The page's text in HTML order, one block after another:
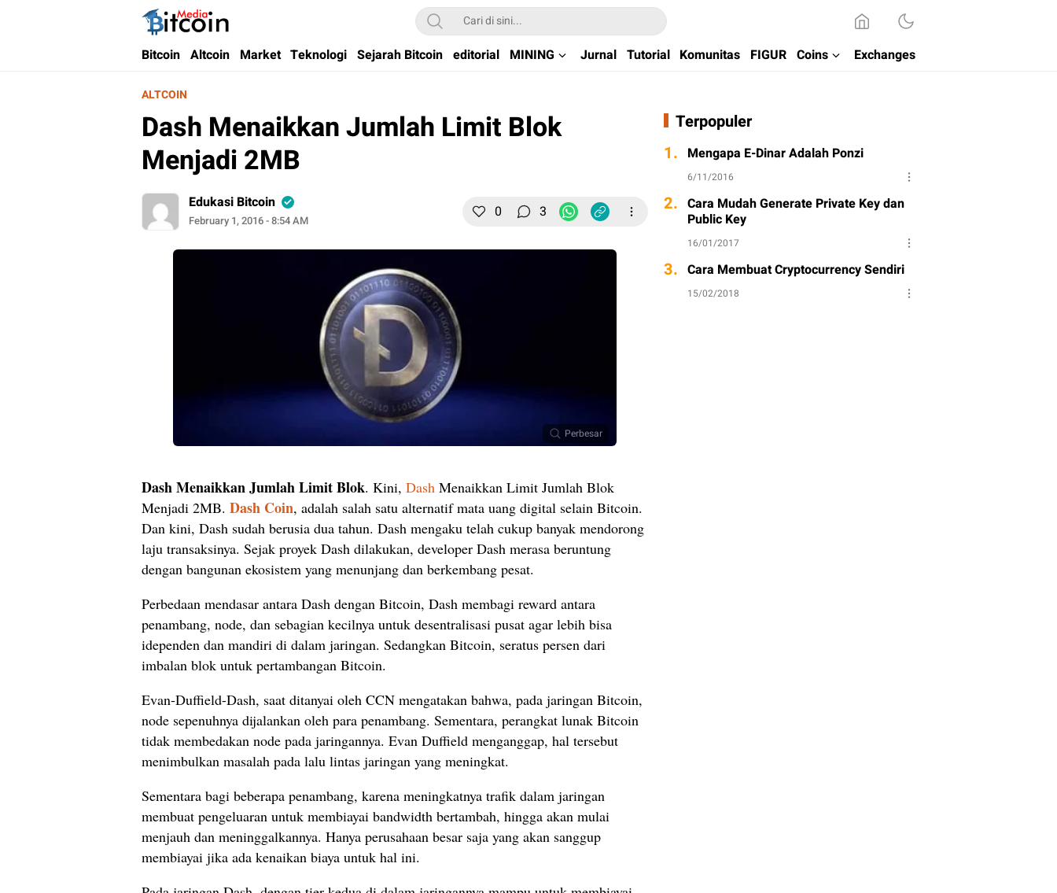
Bitcoin Media Indonesia
Media Bitcoin dan Cryptocurrency, dan Blockchain di Indonesia
Bitcoin Altcoin Market Teknologi Sejarah Bitcoin editorial MINING Jurnal Tutorial Komunitas FIGUR Coins Exchanges
ALTCOIN
Dash Menaikkan Jumlah Limit Blok
Menjadi 2MB
Edukasi Bitcoin
February 1, 2016 - 8:54 AM 0 3
Perbesar
Dash Menaikkan Jumlah Limit Blok. Kini, Dash Menaikkan Limit Jumlah Blok
Menjadi 2MB. Dash Coin, adalah salah satu alternatif mata uang digital selain Bitcoin.
Dan kini, Dash sudah berusia dua tahun. Dash mengaku telah cukup banyak mendorong
laju transaksinya. Sejak proyek Dash dilakukan, developer Dash merasa beruntung
dengan bangunan ekosistem yang menunjang dan berkembang pesat.
Perbedaan mendasar antara Dash dengan Bitcoin, Dash membagi reward antara
penambang, node, dan sebagian kecilnya untuk desentralisasi pusat agar lebih bisa
idependen dan mandiri di dalam jaringan. Sedangkan Bitcoin, seratus persen dari
imbalan blok untuk pertambangan Bitcoin.
Evan-Duffield-Dash, saat ditanyai oleh CCN mengatakan bahwa, pada jaringan Bitcoin,
node sepenuhnya dijalankan oleh para penambang. Sementara, perangkat lunak Bitcoin
tidak membedakan node pada jaringannya. Evan Duffield menganggap, hal tersebut
menimbulkan masalah pada lalu lintas jaringan yang meningkat.
Sementara bagi beberapa penambang, karena meningkatnya trafik dalam jaringan
membuat pengeluaran untuk membiayai bandwidth bertambah, hingga akan mulai
menjauh dan meninggalkannya. Hanya perusahaan besar saja yang akan sanggup
membiayai jika ada kenaikan biaya untuk hal ini.
Terpopuler
1. Mengapa E-Dinar Adalah Ponzi
6/11/2016
2. Cara Mudah Generate Private Key dan
Public Key
16/01/2017
3. Cara Membuat Cryptocurrency Sendiri
15/02/2018